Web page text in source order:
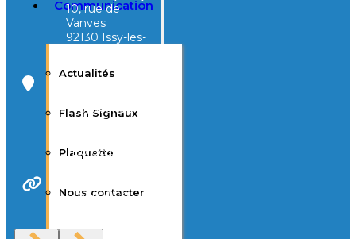
Communication
Actualités
Flash Signaux
Plaquette
Nous contacter
F.A.Q
10, rue de
Vanves
92130 Issy-les-
40, avenue
d’Eysines
Bordeaux
Site Web